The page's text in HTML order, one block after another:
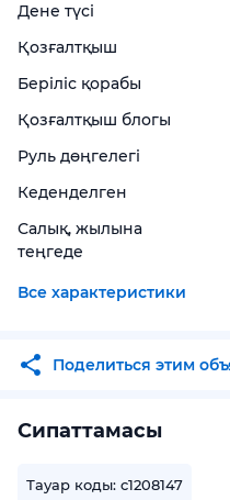
Дене түсі
Қозғалтқыш
Беріліс қорабы
Қозғалтқыш блогы
Руль дөңгелегі
Кеденделген
Салық, жылына
теңгеде
Все характеристики
Поделиться этим
Сипаттамасы
Тауар коды: c1208147